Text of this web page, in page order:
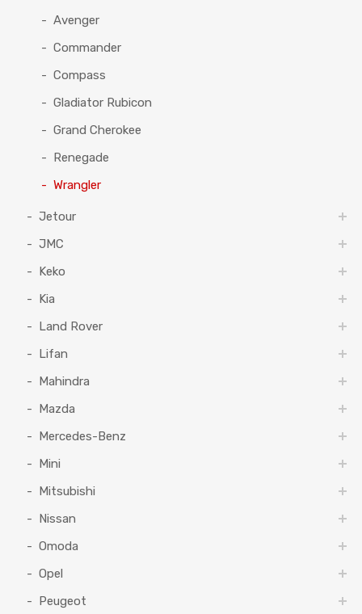
Avenger
Commander
Compass
Gladiator Rubicon
Grand Cherokee
Renegade
Wrangler
Jetour
JMC
Keko
Kia
Land Rover
Lifan
Mahindra
Mazda
Mercedes-Benz
Mini
Mitsubishi
Nissan
Omoda
Opel
Peugeot